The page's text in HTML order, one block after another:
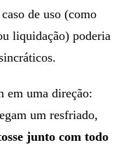
de uso (como
liquidação) poderia
em uma direção:
um resfriado,
junto com todo